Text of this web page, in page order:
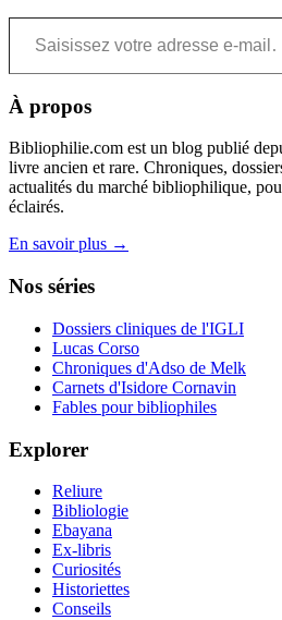
Saisissez votre adresse e-mail…
À propos
Bibliophilie.com est un blog publié
livre ancien et rare. Chroniques,
actualités du marché bibliophilique,
éclairés.
En savoir plus →
Nos séries
Dossiers cliniques de l'IGLI
Lucas Corso
Chroniques d'Adso de Melk
Carnets d'Isidore Cornavin
Fables pour bibliophiles
Explorer
Reliure
Bibliologie
Ebayana
Ex-libris
Curiosités
Historiettes
Conseils